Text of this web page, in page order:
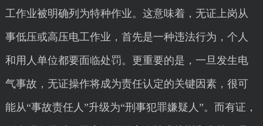
工作业被明确列为特种作业。这意味着，无证上岗从
事低压或高压电工作业，首先是一种违法行为，个人
和用人单位都要面临处罚。更重要的是，一旦发生电
气事故，无证操作将成为责任认定的关键因素，很可
能从“事故责任人”升级为“刑事犯罪嫌疑人”。而有证，